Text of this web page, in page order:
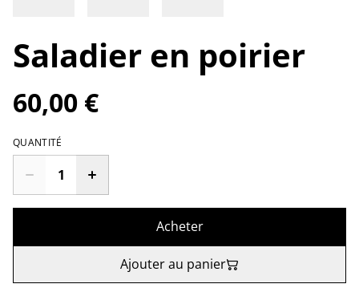
Saladier en poirier
60,00 €
QUANTITÉ
Acheter
Ajouter au panier